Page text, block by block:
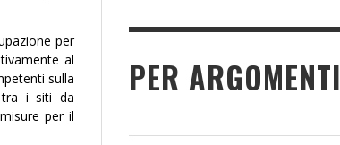
per
al
sulla
tra i siti da
per il
PER ARGOMENTI